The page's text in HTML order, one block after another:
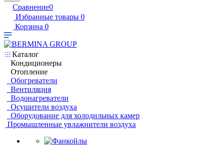
Сравнение0
Избранные товары 0
Корзина 0
Каталог
Кондиционеры
Отопление
Обогреватели
Вентиляция
Водонагреватели
Осушители воздуха
Оборудование для холодильных камер
Промышленные увлажнители воздуха